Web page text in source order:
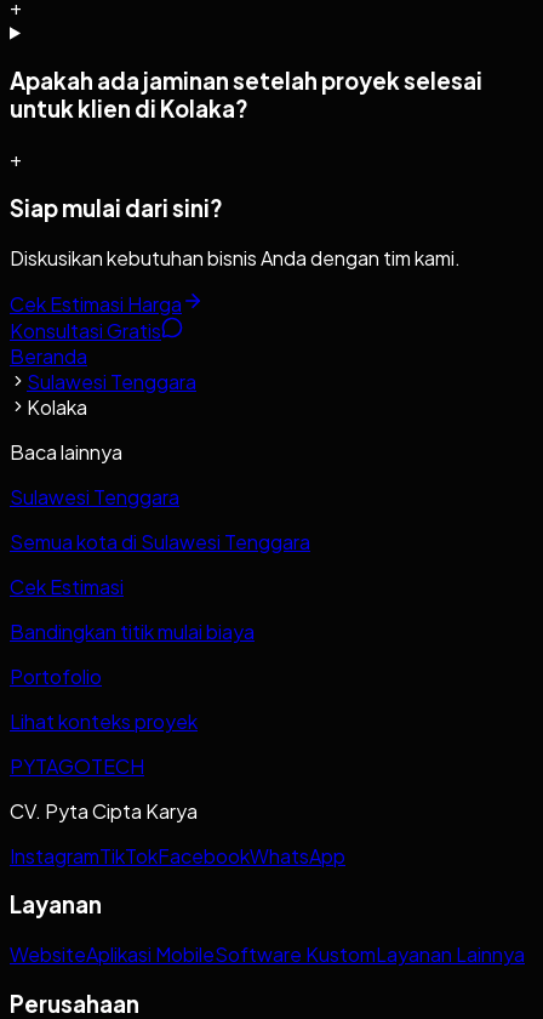
+
Apakah ada jaminan setelah proyek selesai
untuk klien di Kolaka?
+
Siap mulai dari sini?
Diskusikan kebutuhan bisnis Anda dengan tim kami.
Cek Estimasi Harga
Konsultasi Gratis
Beranda
Sulawesi Tenggara
Kolaka
Baca lainnya
Sulawesi Tenggara
Semua kota di Sulawesi Tenggara
Cek Estimasi
Bandingkan titik mulai biaya
Portofolio
Lihat konteks proyek
PYTAGOTECH
CV. Pyta Cipta Karya
InstagramTikTokFacebookWhatsApp
Layanan
WebsiteAplikasi MobileSoftware KustomLayanan Lainnya
Perusahaan